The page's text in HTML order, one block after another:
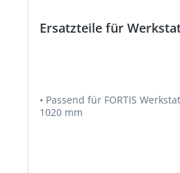
Ersatzteile für
• Passend für FORTIS
1020 mm